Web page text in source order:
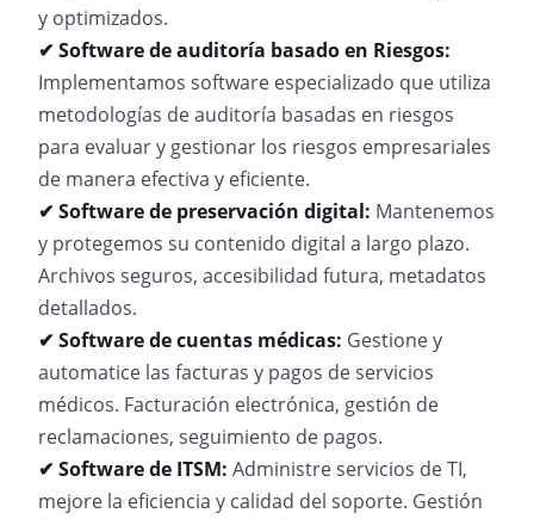
y optimizados.
✔ Software de auditoría basado en Riesgos:
Implementamos software especializado que utiliza
metodologías de auditoría basadas en riesgos
para evaluar y gestionar los riesgos empresariales
de manera efectiva y eficiente.
✔ Software de preservación digital: Mantenemos
y protegemos su contenido digital a largo plazo.
Archivos seguros, accesibilidad futura, metadatos
detallados.
✔ Software de cuentas médicas: Gestione y
automatice las facturas y pagos de servicios
médicos. Facturación electrónica, gestión de
reclamaciones, seguimiento de pagos.
✔ Software de ITSM: Administre servicios de TI,
mejore la eficiencia y calidad del soporte. Gestión